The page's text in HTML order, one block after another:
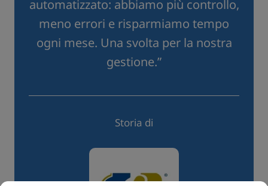
automatizzato: abbiamo più controllo,
meno errori e risparmiamo tempo
ogni mese. Una svolta per la nostra
gestione.”
Storia di